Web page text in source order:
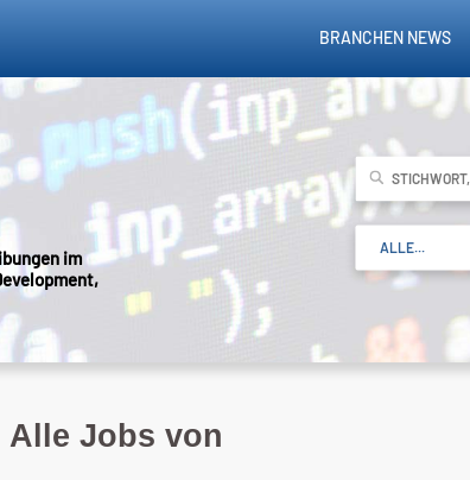
BRANCHEN NEWS
im
Alle Jobs von